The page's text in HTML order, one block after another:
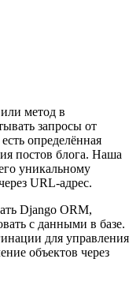
метод в
запросы от
определённая
постов блога. Наша
уникальному
URL-адрес.
Django ORM,
с данными в базе.
для управления
объектов через